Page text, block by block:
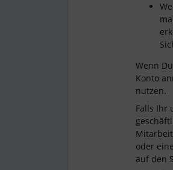
Wenn
Konto
nutzen.
Falls Ihr
oder
auf den